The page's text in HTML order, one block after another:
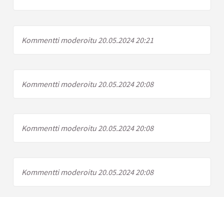
Kommentti moderoitu 20.05.2024 20:21
Kommentti moderoitu 20.05.2024 20:08
Kommentti moderoitu 20.05.2024 20:08
Kommentti moderoitu 20.05.2024 20:08